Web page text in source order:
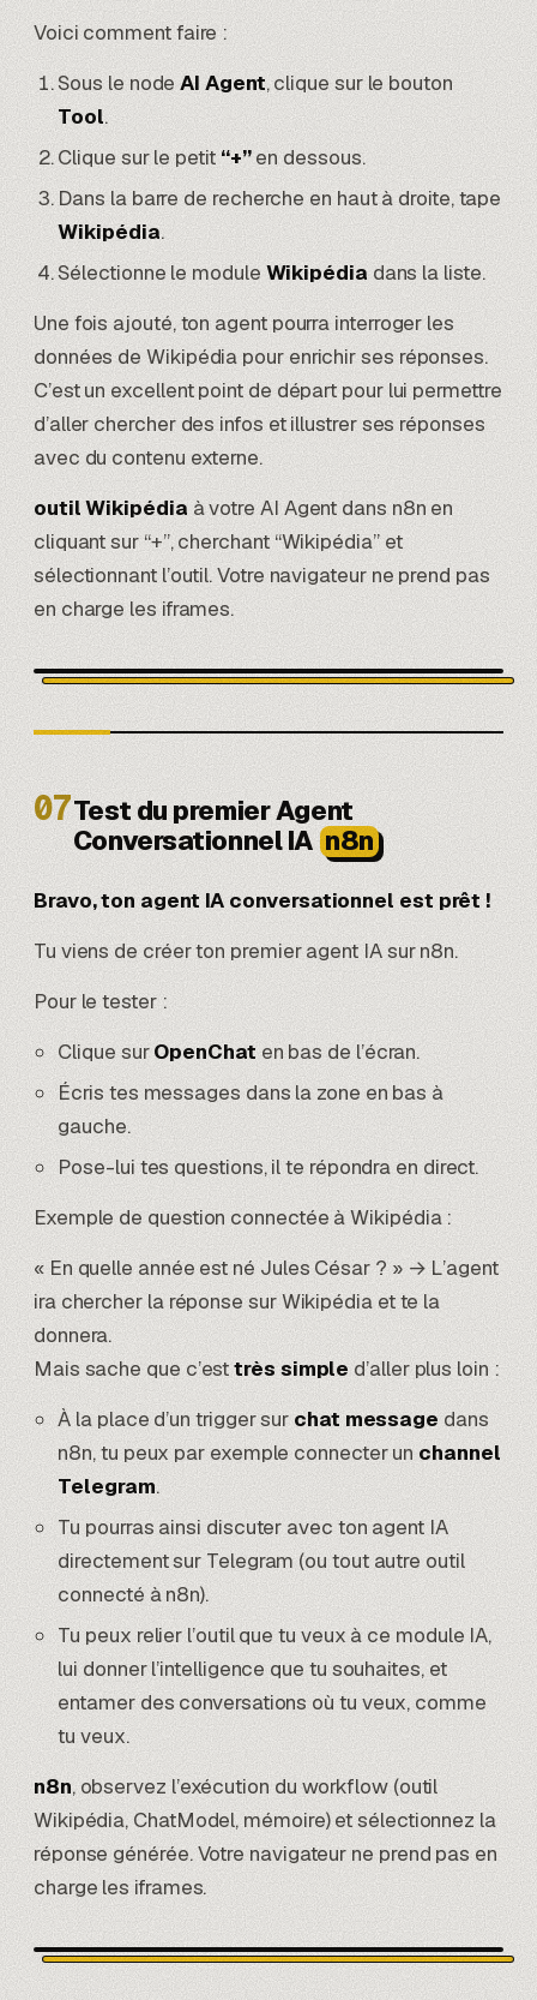
Voici comment faire :
Sous le nodeAI Agent, clique sur le bouton
Tool.
Clique sur le petit“+”en dessous.
Dans la barre de recherche en haut à droite, tape
Wikipédia.
Sélectionne le module Wikipédiadans la liste.
Une fois ajouté, ton agent pourra interroger les
données de Wikipédia pour enrichir ses réponses.
C’est un excellent point de départ pour lui permettre
d’aller chercher des infos et illustrer ses réponses
avec du contenu externe.
outil Wikipédia à votre AI Agent dans n8n en
cliquant sur “+”, cherchant “Wikipédia” et
sélectionnant l’outil. Votre navigateur ne prend pas
en charge les iframes.
07Test du premier Agent
Conversationnel IA n8n
Bravo, ton agent IA conversationnel est prêt !
Tu viens de créer ton premier agent IA sur n8n.
Pour le tester :
Clique surOpenChaten bas de l’écran.
Écris tes messages dans la zone en bas à
gauche.
Pose-lui tes questions, il te répondra en direct.
Exemple de question connectée à Wikipédia :
« En quelle année est né Jules César ? » → L’agent
ira chercher la réponse sur Wikipédia et te la
donnera.
Mais sache que c’esttrès simple d’aller plus loin :
À la place d’un trigger surchat message dans
n8n, tu peux par exemple connecter un channel
Telegram.
Tu pourras ainsi discuter avec ton agent IA
directement sur Telegram (ou tout autre outil
connecté à n8n).
Tu peux relier l’outil que tu veux à ce module IA,
lui donner l’intelligence que tu souhaites, et
entamer des conversations où tu veux, comme
tu veux.
n8n, observez l’exécution du workflow (outil
Wikipédia, ChatModel, mémoire) et sélectionnez la
réponse générée. Votre navigateur ne prend pas en
charge les iframes.